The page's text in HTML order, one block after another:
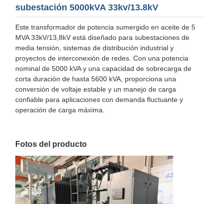
subestación 5000kVA 33kv/13.8kV
Este transformador de potencia sumergido en aceite de 5
MVA 33kV/13,8kV está diseñado para subestaciones de
media tensión, sistemas de distribución industrial y
proyectos de interconexión de redes. Con una potencia
nominal de 5000 kVA y una capacidad de sobrecarga de
corta duración de hasta 5600 kVA, proporciona una
conversión de voltaje estable y un manejo de carga
confiable para aplicaciones con demanda fluctuante y
operación de carga máxima.
Fotos del producto